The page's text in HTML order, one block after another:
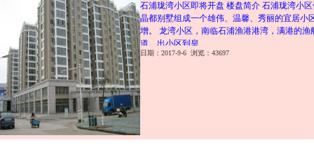
石浦珑湾小区即将开盘 楼盘简介 石浦珑湾小
晶都别墅组成一个雄伟、温馨、秀丽的宜居小
增。 龙湾小区，南临石浦渔港港湾，满港的
道。出小区到皇
日期：2017-9-6 浏览：43697